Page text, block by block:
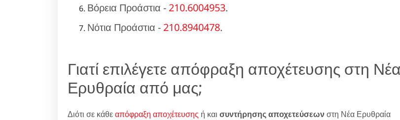
Βόρεια Προάστια - 210.6004953.
Νότια Προάστια - 210.8940478.
Γιατί επιλέγετε απόφραξη αποχέτευσης στη Νέα
Ερυθραία από μας;
Διότι σε κάθεαπόφραξη αποχέτευσης ή και συντήρησης αποχετεύσεωνστη Νέα Ερυθραία